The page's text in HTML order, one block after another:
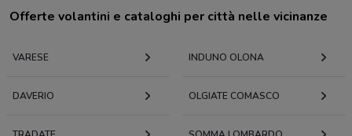
Offerte volantini e cataloghi per città nelle vicinanze
VARESE INDUNO OLONA
DAVERIO OLGIATE COMASCO